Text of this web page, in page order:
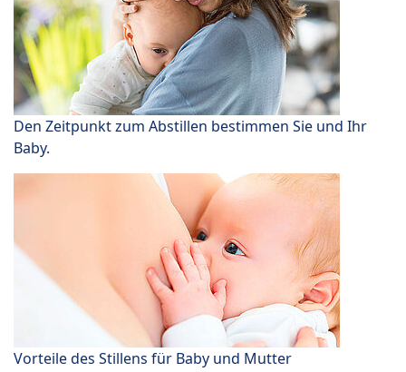
Den Zeitpunkt zum Abstillen bestimmen Sie und Ihr
Baby.
Vorteile des Stillens für Baby und Mutter